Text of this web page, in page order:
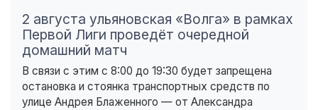
2 августа ульяновская «Волга» в рамках
Первой Лиги проведёт очередной
домашний матч
В связи с этим с 8:00 до 19:30 будет запрещена
остановка и стоянка транспортных средств по
улице Андрея Блаженного — от Александра